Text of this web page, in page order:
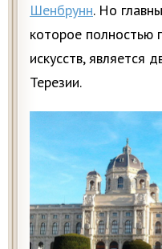
Шенбрунн. Но
которое полностью
искусств, является
Терезии.